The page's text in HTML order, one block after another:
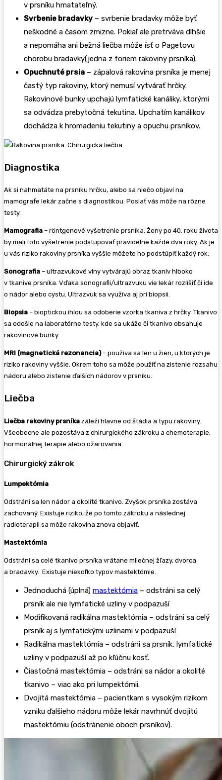
v prsníku hmatateľný.
Svrbenie bradavky – svrbenie bradavky môže byť
neškodné a časom zmizne. Pokiaľ ale pretrváva dlhšie
a nepomáha ani bežná liečba môže ísť o Pagetovu
chorobu bradavky(jedna z foriem rakoviny prsníka).
Opuchnuté prsia – zápalová rakovina prsníka je menej
častý typ rakoviny, ktorý nemusí vytvárať hrčky.
Rakovinové bunky upchajú lymfatické kanáliky, ktorými
sa odvádza prebytočná tekutina. Upchatím kanálikov
dochádza k hromadeniu tekutiny a opuchu prsníkov.
Diagnostika
Ak si nahmatáte na prsníku hrčku, alebo sa niečo objaví na
mamografe lekár začne s diagnostikou. Poslať vás môže na rôzne
testy.
Mamografia – röntgenové vyšetrenie prsníka. Ženy po 40. roku života
by mali toto vyšetrenie podstupovať pravidelne každé dva roky. Ak je
u vás riziko rakoviny prsníka vyššie môžete ho podstúpiť každý rok.
Sonografia – ultrazvukové vlny vytvárajú obraz tkanív hlboko
v tkanive prsníka. Vďaka sonografii/ultrazvuku vie lekár rozlíšiť či ide
o nádor alebo cystu. Ultrazvuk sa využíva aj pri biopsii.
Biopsia – bioptickou ihlou sa odoberie vzorka tkaniva z hrčky. Tkanivo
sa odošle na laboratórne testy, kde sa ukáže či tkanivo obsahuje
rakovinové bunky.
MRI (magnetická rezonancia)– používa sa len u žien, u ktorých je
riziko rakoviny vyššie. Okrem toho sa môže použiť na zistenie rozsahu
nádoru alebo zistenie ďalších nádorov v prsníku.
Liečba
Liečba rakoviny prsníka záleží hlavne od štádia a typu rakoviny.
Všeobecne ale pozostáva z chirurgického zákroku a chemoterapie,
hormonálnej terapie alebo ožarovania.
Chirurgický zákrok
Lumpektómia
Odstráni sa len nádor a okolité tkanivo. Zvyšok prsníka zostáva
zachovaný. Existuje riziko, že po tomto zákroku a následnej
radioterapii sa môže rakovina znova objaviť.
Mastektómia
Odstráni sa celé tkanivo prsníka vrátane mliečnej žľazy, dvorca
a bradavky. Existuje niekoľko typov mastektómie.
Jednoduchá (úplná) mastektómia – odstráni sa celý
prsník ale nie lymfatické uzliny v podpazuší
Modifikovaná radikálna mastektómia – odstráni sa celý
prsník aj s lymfatickými uzlinami v podpazuší
Radikálna mastektómia – odstráni sa prsník, lymfatické
uzliny v podpazuší až po kľúčnu kosť.
Čiastočná mastektómia – odstráni sa nádor a okolité
tkanivo – viac ako pri lumpektómii.
Dvojitá mastektómia – pacientkam s vysokým rizikom
vzniku ďalšieho nádoru môže lekár navrhnúť dvojitú
mastektómiu (odstránenie oboch prsníkov).